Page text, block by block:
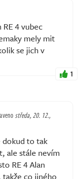
4 vubec
mely mit
se jich v
1
středa, 20. 12.,
dokud to tak
ale stále nevím
RE 4 Alan
takže co jiného